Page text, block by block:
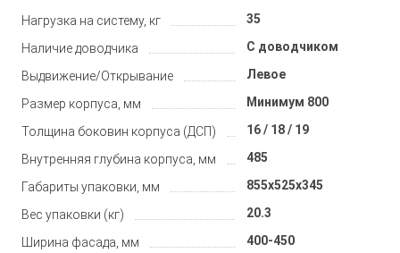
Нагрузка на систему, кг 35
Наличие доводчика С доводчиком
Выдвижение/Открывание Левое
Размер корпуса, мм Минимум 800
Толщина боковин корпуса (ДСП) 16 / 18 / 19
Внутренняя глубина корпуса, мм 485
Габариты упаковки, мм 855x525x345
Вес упаковки (кг) 20.3
Ширина фасада, мм 400-450